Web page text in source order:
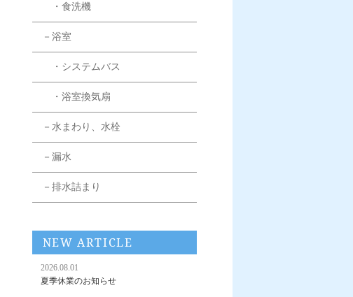
・食洗機
－浴室
・システムバス
・浴室換気扇
－水まわり、水栓
－漏水
－排水詰まり
NEW ARTICLE
2026.08.01
夏季休業のお知らせ